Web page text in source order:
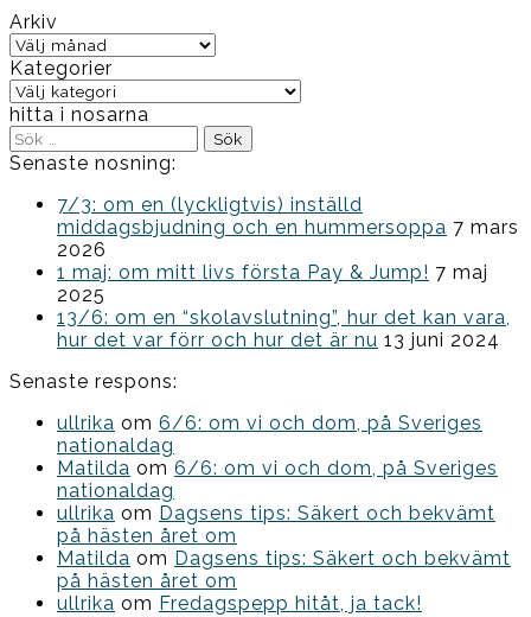
Arkiv
Arkiv
Kategorier
Kategorier
hitta i nosarna
Sök
efter:
Senaste nosning:
7/3: om en (lyckligtvis) inställd
middagsbjudning och en hummersoppa 7 mars
2026
1 maj: om mitt livs första Pay & Jump! 7 maj
2025
13/6: om en “skolavslutning”, hur det kan vara,
hur det var förr och hur det är nu 13 juni 2024
Senaste respons:
ullrika om 6/6: om vi och dom, på Sveriges
nationaldag
Matilda om 6/6: om vi och dom, på Sveriges
nationaldag
ullrika om Dagsens tips: Säkert och bekvämt
på hästen året om
Matilda om Dagsens tips: Säkert och bekvämt
på hästen året om
ullrika om Fredagspepp hitåt, ja tack!